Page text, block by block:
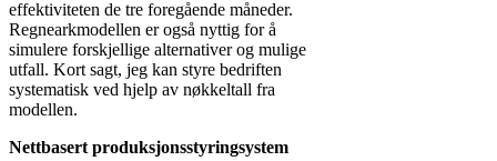
effektiviteten de tre foregående måneder.
Regnearkmodellen er også nyttig for å
simulere forskjellige alternativer og mulige
utfall. Kort sagt, jeg kan styre bedriften
systematisk ved hjelp av nøkkeltall fra
modellen.
Nettbasert produksjonsstyringsystem